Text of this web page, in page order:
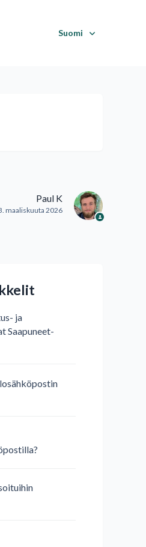
Suomi
Paul K
maaliskuuta 2026
ja
Saapuneet-